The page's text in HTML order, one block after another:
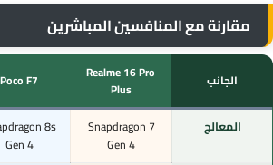
مقارنة مع المنافسين المباشرين
الجانب
Realme 16 Pro
Plus
Poco F7
المعالج
Snapdragon 7
Gen 4
8s
Gen 4